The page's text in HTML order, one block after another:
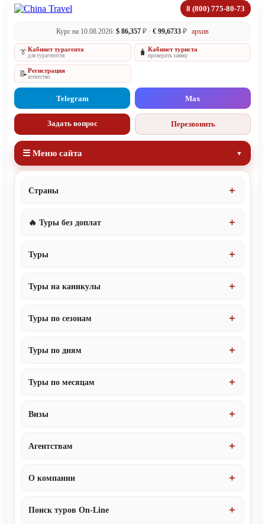
8 (800) 775-80-73
Курс на 10.08.2026: $ 86,357 ₽ · € 99,6733 ₽ архив
👔Кабинет турагента
для турагентств 🧳 Кабинет туриста
проверить заявку
📝Регистрация
агентство
Telegram Max
Задать вопрос Перезвонить
☰ Меню сайта
Страны
🔥 Туры без доплат
Туры
Туры на каникулы
Туры по сезонам
Туры по дням
Туры по месяцам
Визы
Агентствам
О компании
Поиск туров On-Line